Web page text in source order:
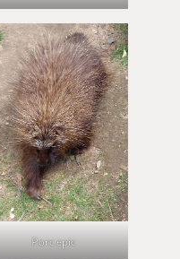
Porc epic